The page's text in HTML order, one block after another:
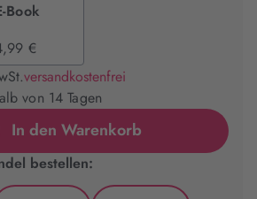
Book
€
versandkostenfrei
von 14 Tagen
In den Warenkorb
bestellen: